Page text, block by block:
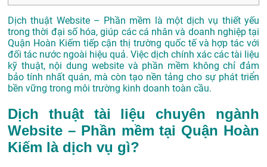
Dịch thuật Website – Phần mềm là một dịch vụ thiết yếu
trong thời đại số hóa, giúp các cá nhân và doanh nghiệp tại
Quận Hoàn Kiếm tiếp cận thị trường quốc tế và hợp tác với
đối tác nước ngoài hiệu quả. Việc dịch chính xác các tài liệu
kỹ thuật, nội dung website và phần mềm không chỉ đảm
bảo tính nhất quán, mà còn tạo nền tảng cho sự phát triển
bền vững trong môi trường kinh doanh toàn cầu.
Dịch thuật tài liệu chuyên ngành
Website – Phần mềm tại Quận Hoàn
Kiếm là dịch vụ gì?